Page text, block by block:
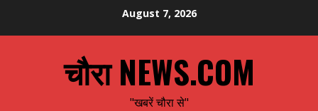
August 7, 2026
चौरा NEWS.COM
"खबरें चौरा से"